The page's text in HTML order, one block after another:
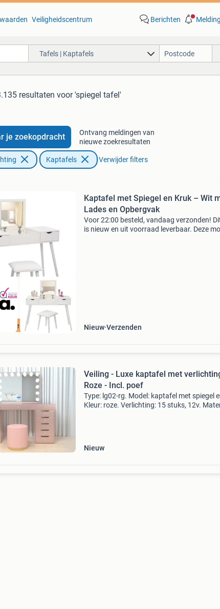
Veiligheidscentrum Berichten
Tafels | Kaptafels
resultaten voor 'spiegel tafel'
je zoekopdracht
Ontvang meldingen van
nieuwe zoekresultaten
Kaptafels Verwijder filters
met 9+
Kaptafel met Spiegel en Kruk – Wit
Lades en Opbergvak
Voor 22:00 besteld, vandaag verzonden!
is nieuw en uit voorraad leverbaar. Deze
Nieuw Verzenden
Veiling - Luxe kaptafel met
Roze - Incl. poef
Type: lg02-rg. Model: kaptafel met spiegel
Kleur: roze. Verlichting: 15 stuks, 12v.
Nieuw